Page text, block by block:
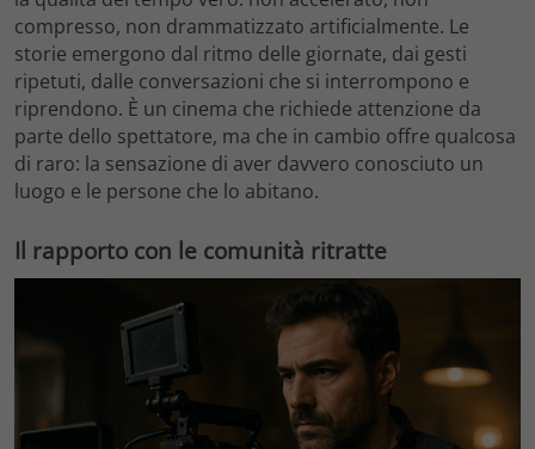
compresso, non drammatizzato artificialmente. Le
storie emergono dal ritmo delle giornate, dai gesti
ripetuti, dalle conversazioni che si interrompono e
riprendono. È un cinema che richiede attenzione da
parte dello spettatore, ma che in cambio offre qualcosa
di raro: la sensazione di aver davvero conosciuto un
luogo e le persone che lo abitano.
Il rapporto con le comunità ritratte